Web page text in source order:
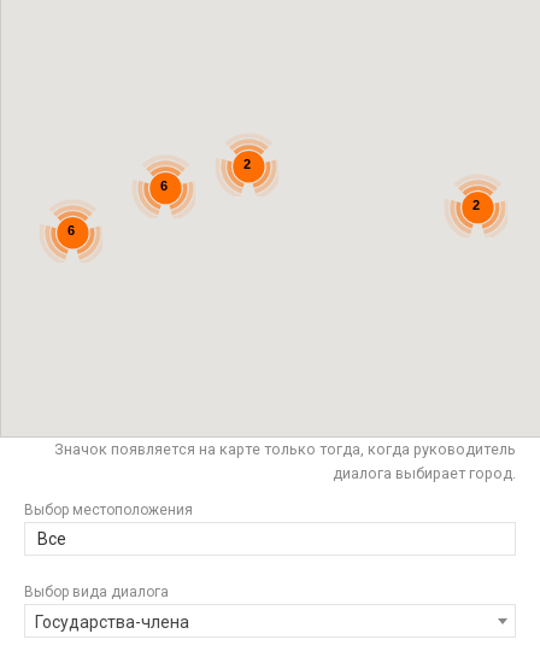
2
2
6
6
Значок появляется на карте только тогда, когда руководитель
диалога выбирает город.
Выбор местоположения
Все
Выбор вида диалога
Государства-члена